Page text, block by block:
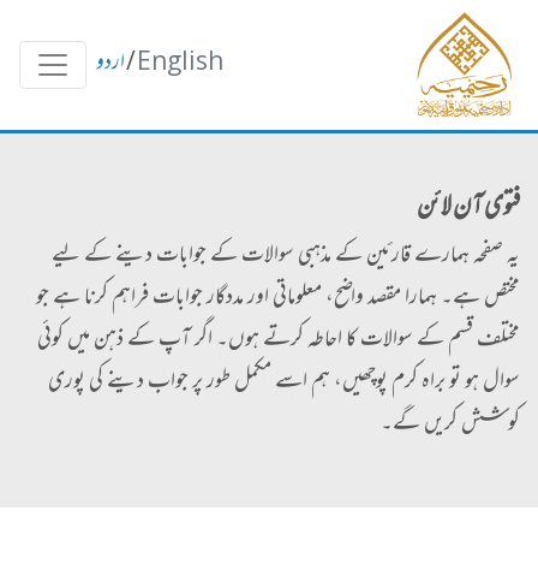
English
/اردو
فتوی آن لائن
یہ صفحہ ہمارے قارئین کے مذہبی سوالات کے جوابات دینے کے لیے
مختص ہے۔ ہمارا مقصد واضح، معلوماتی اور مددگار جوابات فراہم کرنا ہے جو
مختلف قسم کے سوالات کا احاطہ کرتے ہوں۔ اگر آپ کے ذہن میں کوئی
سوال ہو تو براہ کرم پوچھیں، ہم اسے مکمل طور پر جواب دینے کی پوری
کوشش کریں گے۔